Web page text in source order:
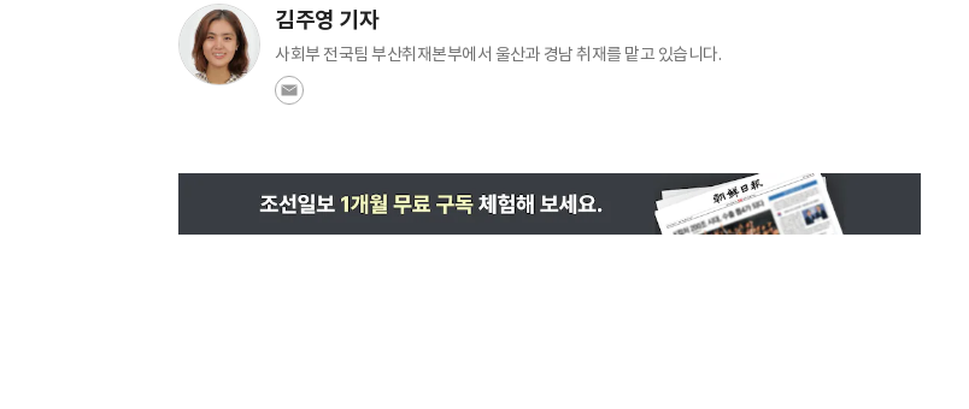
김주영 기자
사회부 전국팀 부산취재본부에서 울산과 경남 취재를 맡고 있습니다.